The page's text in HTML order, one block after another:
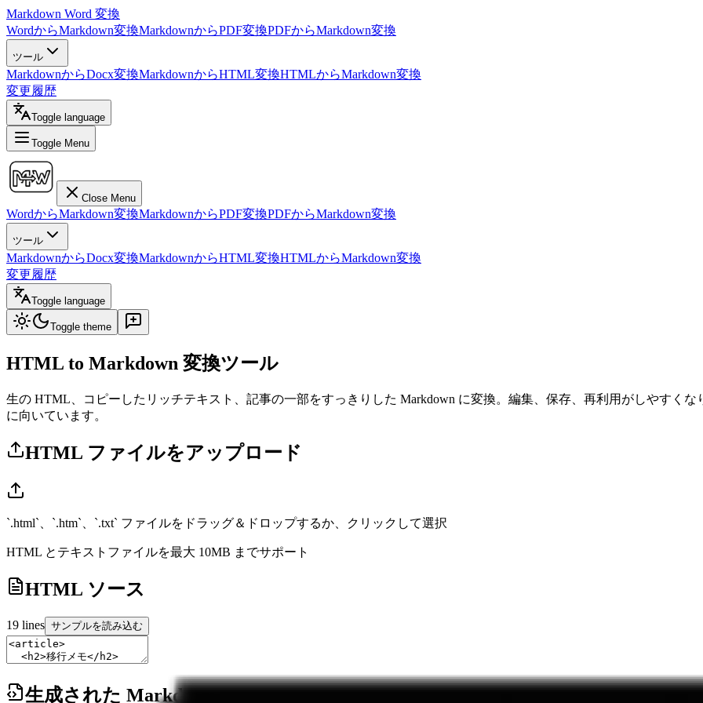
Markdown Word 変換
WordからMarkdown変換MarkdownからPDF変換PDFからMarkdown変換
ツール
MarkdownからDocx変換MarkdownからHTML変換HTMLからMarkdown変換
変更履歴
Toggle language
Toggle Menu
Close Menu
WordからMarkdown変換MarkdownからPDF変換PDFからMarkdown変換
ツール
MarkdownからDocx変換MarkdownからHTML変換HTMLからMarkdown変換
変更履歴
Toggle language
Toggle theme
HTML to Markdown 変換ツール
生の HTML、コピーしたリッチテキスト、記事の一部をすっきりした Markdown に変換。編集、保存、再利用がしやすく
に向いています。
HTML ファイルをアップロード
`.html`、`.htm`、`.txt` ファイルをドラッグ＆ドロップするか、クリックして選択
HTML とテキストファイルを最大 10MB までサポート
HTML ソース
19 lines サンプルを読み込む
生成された Markdown